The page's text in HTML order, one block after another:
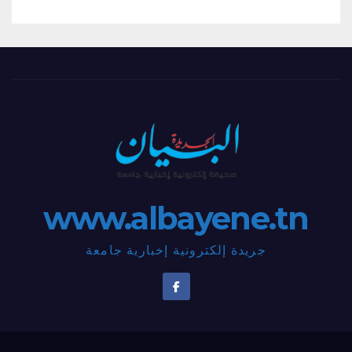
www.albayene.tn
جريدة إلكترونية إخبارية جامعة